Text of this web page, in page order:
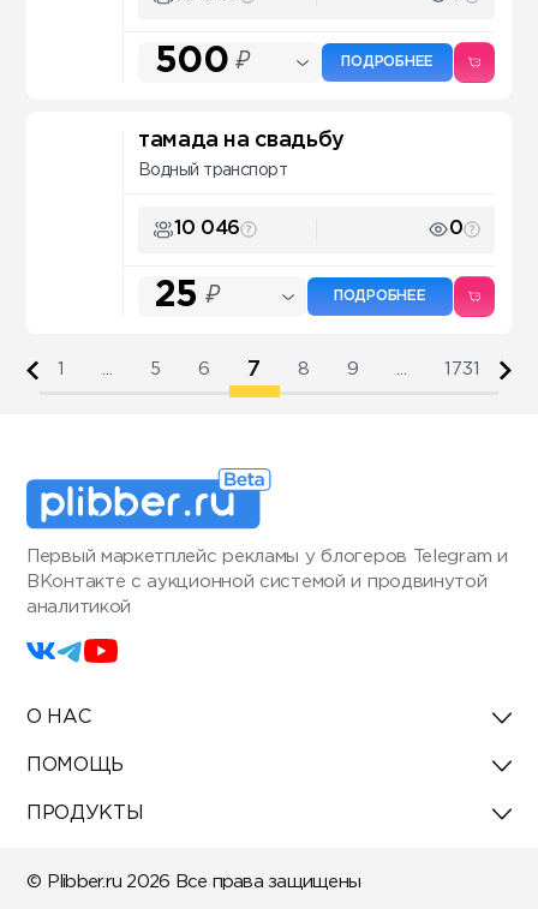
500 ₽ ПОДРОБНЕЕ
тамада на свадьбу
Водный транспорт
10 046 0
25 ₽ ПОДРОБНЕЕ
5 6 7 8 9 1731
Первый маркетплейс рекламы у блогеров Telegram и
ВКонтакте с аукционной системой и продвинутой
аналитикой
О НАС
ПОМОЩЬ
ПРОДУКТЫ
© Plibber.ru 2026 Все права защищены